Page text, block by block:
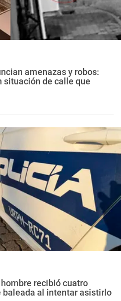
amenazas y robos:
situación de calle que
recibió cuatro
baleada al intentar asistirlo